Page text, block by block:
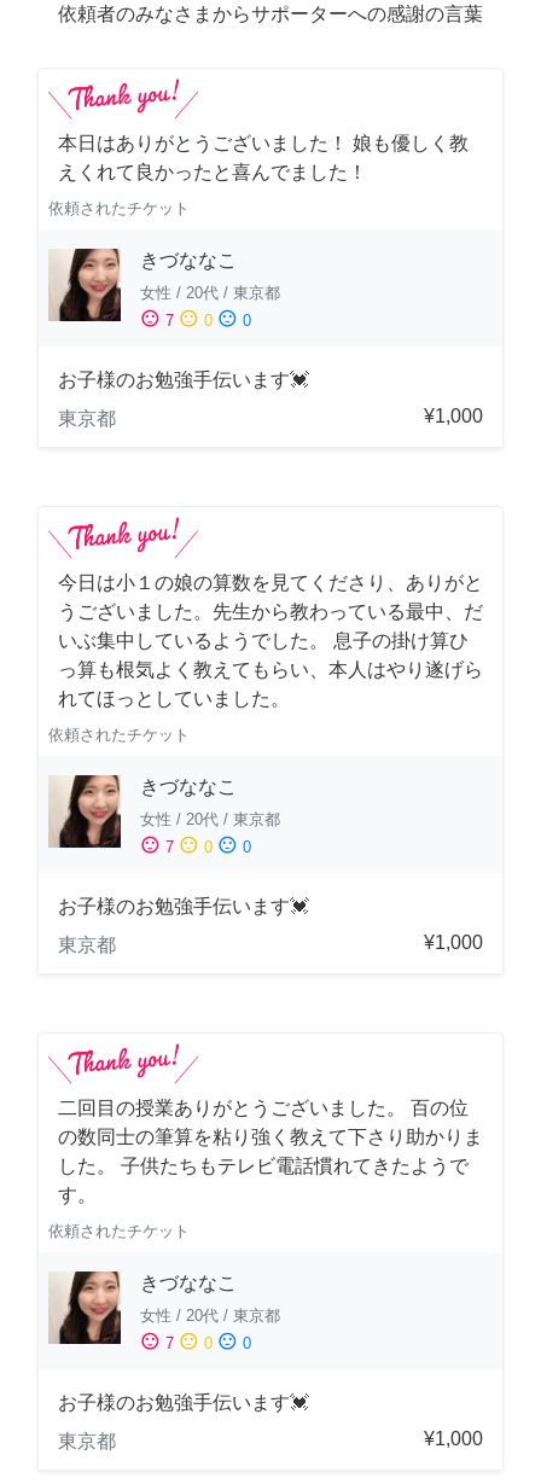
依頼者のみなさまからサポーターへの感謝の言葉
本日はありがとうございました！ 娘も優しく教
えくれて良かったと喜んでました！
依頼されたチケット
きづななこ
女性 / 20代 / 東京都
sentiment_satisfied 7 sentiment_neutral 0 sentiment_dissatisfied 0
お子様のお勉強手伝います💓
東京都
¥1,000
今日は小１の娘の算数を見てくださり、ありがと
うございました。先生から教わっている最中、だ
いぶ集中しているようでした。 息子の掛け算ひ
っ算も根気よく教えてもらい、本人はやり遂げら
れてほっとしていました。
依頼されたチケット
きづななこ
女性 / 20代 / 東京都
sentiment_satisfied 7 sentiment_neutral 0 sentiment_dissatisfied 0
お子様のお勉強手伝います💓
東京都
¥1,000
二回目の授業ありがとうございました。 百の位
の数同士の筆算を粘り強く教えて下さり助かりま
した。 子供たちもテレビ電話慣れてきたようで
す。
依頼されたチケット
きづななこ
女性 / 20代 / 東京都
sentiment_satisfied 7 sentiment_neutral 0 sentiment_dissatisfied 0
お子様のお勉強手伝います💓
東京都
¥1,000